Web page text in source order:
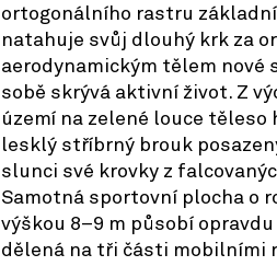
ortogonálního rastru
natahuje svůj dlouhý krk za
aerodynamickým tělem nové
sobě skrývá aktivní život. Z
území na zelené louce těleso
lesklý stříbrný brouk
slunci své krovky z
Samotná sportovní plocha o
výškou 8–9 m působí
dělená na tři části mobilními